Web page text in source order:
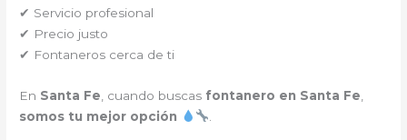
✔ Servicio profesional
✔ Precio justo
✔ Fontaneros cerca de ti
En Santa Fe , cuando buscas fontanero en Santa Fe
somos tu mejor opción